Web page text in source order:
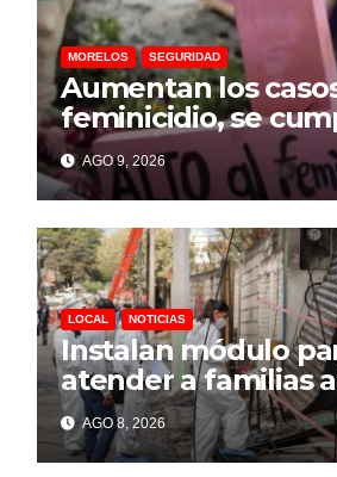
MORELOS SEGURIDAD
Aumentan los
feminicidio, se
años de la Alerta
de Género y no
omisiones: CIDH
AGO 9, 2026
LOCAL NOTICIAS
Instalan módulo
atender a familias
por explosión en
AGO 8, 2026